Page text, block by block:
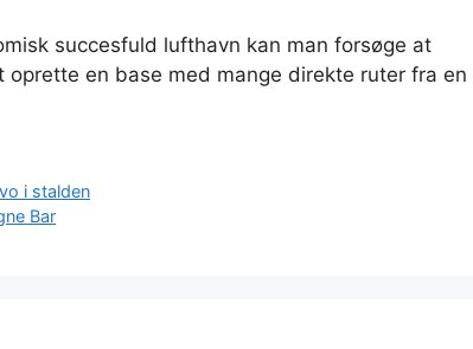
succesfuld lufthavn kan man forsøge at
en base med mange direkte ruter fra en
i stalden
Bar